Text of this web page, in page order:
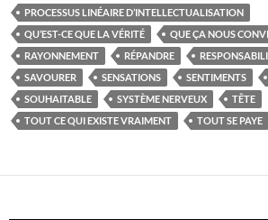
PROCESSUS LINÉAIRE D’INTELLECTUALISATION
QU’EST-CE QUE LA VÉRITÉ
QUE ÇA NOUS
RAYONNEMENT
RÉPANDRE
SAVOURER
SENSATIONS SENTIMENTS
SOUHAITABLE
SYSTÈME NERVEUX
TÊTE
TOUT CE QUI EXISTE VRAIMENT
TOUT SE PAYE